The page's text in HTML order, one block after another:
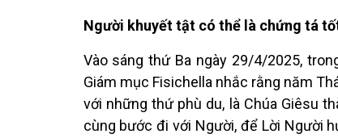
Người khuyết tật có thể là chứng tá
Vào sáng thứ Ba ngày 29/4/2025,
Giám mục Fisichella nhắc rằng năm
với những thứ phù du, là Chúa Giêsu
cùng bước đi với Người, để Lời Người